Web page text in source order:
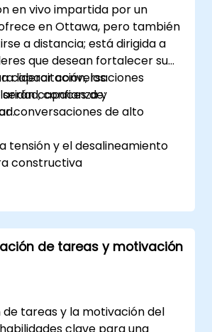
en vivo impartida por un
en Ottawa, pero también
a distancia; está dirigida a
que desean fortalecer su
liderar conversaciones
confianza y
capacitación, los
capaces de:
conversaciones de alto
tensión y el desalineamiento
constructiva
claridad bajo presión
de tareas y motivación
de tareas y la motivación del
clave para una